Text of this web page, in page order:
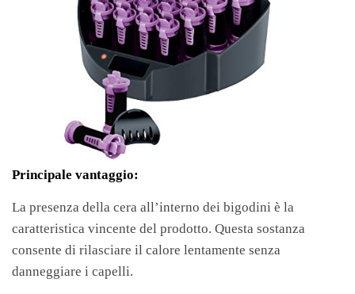
Principale vantaggio:
La presenza della cera all’interno dei bigodini è la
caratteristica vincente del prodotto. Questa sostanza
consente di rilasciare il calore lentamente senza
danneggiare i capelli.